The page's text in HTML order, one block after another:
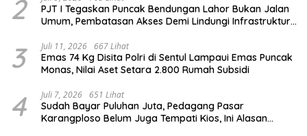
2
PJT I Tegaskan Puncak Bendungan Lahor Bukan Jalan
Umum, Pembatasan Akses Demi Lindungi Infrastruktur
3 Juli 11, 2026 667 Lihat
Emas 74 Kg Disita Polri di Sentul Lampaui Emas Puncak
Monas, Nilai Aset Setara 2.800 Rumah Subsidi
4 Juli 7, 2026 651 Lihat
Sudah Bayar Puluhan Juta, Pedagang Pasar
Karangploso Belum Juga Tempati Kios, Ini Alasan